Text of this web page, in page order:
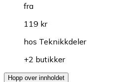
fra
119 kr
hos Teknikkdeler
+2 butikker
Hopp over innholdet